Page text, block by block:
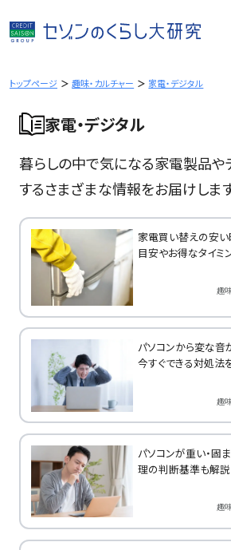
容
を
キトップページ 趣味・カルチャー 家電・デジタル
家電・デジタル
暮らしの中で気になる家電製品や
するさまざまな情報をお届けします
家電買い替えの安
目安やお得なタイミ
趣
パソコンから変な音
今すぐできる対処法
趣
パソコンが重い・固
理の判断基準も解説
趣